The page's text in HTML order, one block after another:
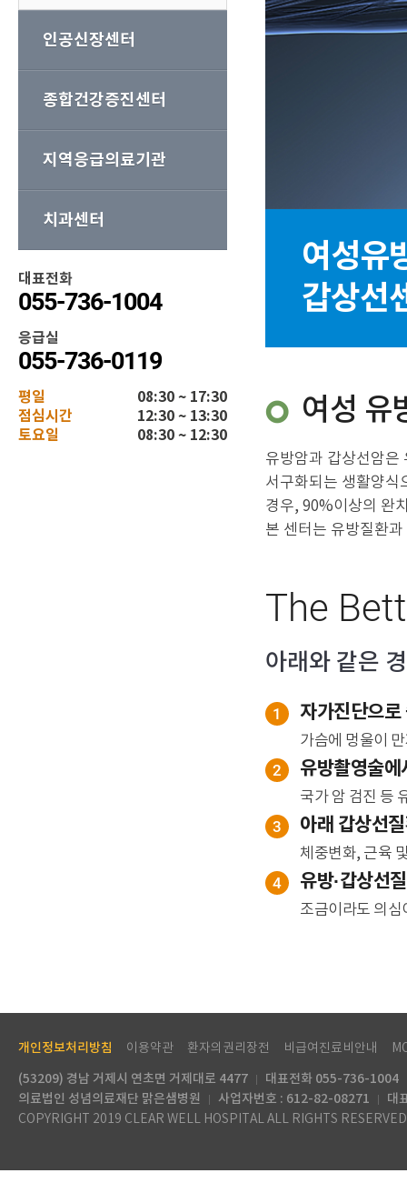
인공신장센터
종합건강증진센터
지역응급의료기관
치과센터
대표전화
055-736-1004
응급실
055-736-0119
평일
08:30 ~ 17:30
점심시간
12:30 ~ 13:30
토요일
08:30 ~ 12:30
여성유
갑상선
여성 유
유방암과 갑상선암은
서구화되는 생활양식
경우, 90%이상의 완
본 센터는 유방질환
The
아래와 같은
1 자가진단으로
가슴에 멍울이
2
유방촬영술에
국가 암 검진 등
3
아래 갑상선
체중변화, 근육
4
유방·갑상선
조금이라도 의심
개인정보처리방침 이용약관 환자의권리장전 비급여진료비안내
(53209) 경남 거제시 연초면 거제대로 4477
대표전화 055-736-1004
의료법인 성념의료재단 맑은샘병원
사업자번호 : 612-82-08271 대
COPYRIGHT 2019 CLEAR WELL HOSPITAL ALL RIGHTS